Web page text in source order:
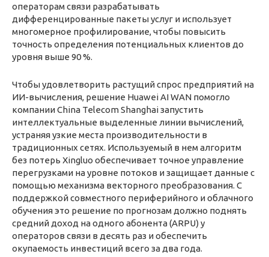
операторам связи разрабатывать
дифференцированные пакеты услуг и использует
многомерное профилирование, чтобы повысить
точность определения потенциальных клиентов до
уровня выше 90 %.
Чтобы удовлетворить растущий спрос предприятий на
ИИ-вычисления, решение Huawei AI WAN помогло
компании China Telecom Shanghai запустить
интеллектуальные выделенные линии вычислений,
устраняя узкие места производительности в
традиционных сетях. Используемый в нем алгоритм
без потерь Xingluo обеспечивает точное управление
перегрузками на уровне потоков и защищает данные с
помощью механизма векторного преобразования. С
поддержкой совместного периферийного и облачного
обучения это решение по прогнозам должно поднять
средний доход на одного абонента (ARPU) у
операторов связи в десять раз и обеспечить
окупаемость инвестиций всего за два года.